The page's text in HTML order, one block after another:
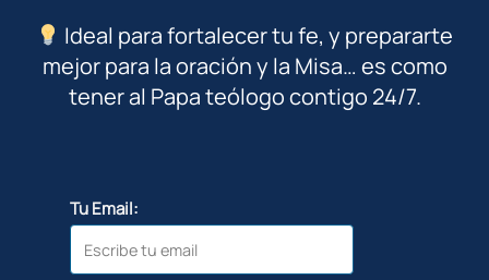
Ideal para fortalecer tu fe, y prepararte
mejor para la oración y la Misa… es como
tener al Papa teólogo contigo 24/7.
Tu Email: